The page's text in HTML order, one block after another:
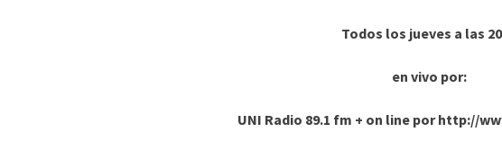
Todos los jueves a las
en vivo por:
UNI Radio 89.1 fm + on line por http://